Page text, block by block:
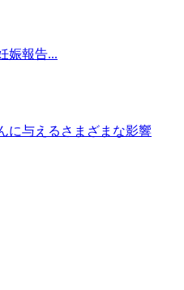
娠報告...
に与えるさまざまな影響